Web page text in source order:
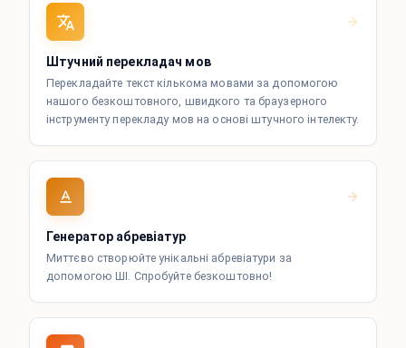
Штучний перекладач мов
Перекладайте текст кількома мовами за допомогою
нашого безкоштовного, швидкого та браузерного
інструменту перекладу мов на основі штучного інтелекту.
Генератор абревіатур
Миттєво створюйте унікальні абревіатури за
допомогою ШІ. Спробуйте безкоштовно!